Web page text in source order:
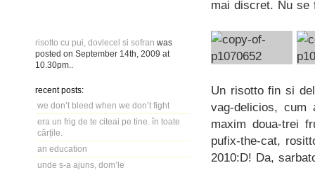
risotto cu pui, dovlecel si sofran was
posted on September 14th, 2009 at
10.30pm
recent posts:
we don’t bleed when we don’t fight
era un frig de te citeai pe tine. în toate
cărțile.
an education
unde s-a ajuns, dom’le
mai discret. Nu se
Un risotto fin si
vag-delicios,
maxim doua-trei
pufix-the-cat,
2010:D! Da,